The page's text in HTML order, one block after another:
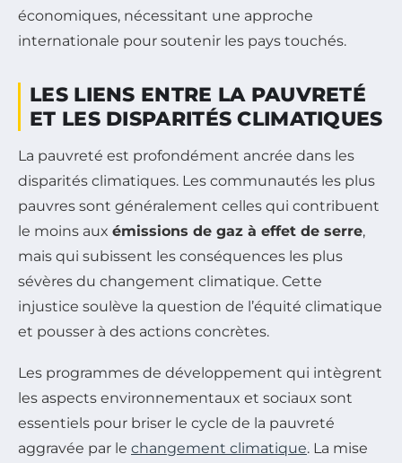
économiques, nécessitant une approche
internationale pour soutenir les pays touchés.
LES LIENS ENTRE LA PAUVRETÉ
ET LES DISPARITÉS CLIMATIQUES
La pauvreté est profondément ancrée dans les
disparités climatiques. Les communautés les plus
pauvres sont généralement celles qui contribuent
le moins aux émissions de gaz à effet de serre,
mais qui subissent les conséquences les plus
sévères du changement climatique. Cette
injustice soulève la question de l’équité climatique
et pousser à des actions concrètes.
Les programmes de développement qui intègrent
les aspects environnementaux et sociaux sont
essentiels pour briser le cycle de la pauvreté
aggravée par le changement climatique. La mise